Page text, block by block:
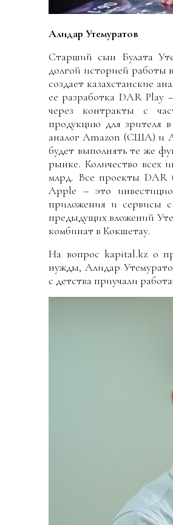
Алидар Утемуратов
Старший сын Булата
долгой историей работы
создает казахстанские
ее разработка DAR Play
через контракты с
продукцию для зрителя
аналог Amazon (США) и
будет выполнять те же
рынке. Количество всех
млрд. Все проекты DAR
Apple – это
приложения и сервисы
предыдущих вложений
комбинат в Кокшетау.
На вопрос kapital.kz о
нужды, Алидар
с детства приучали